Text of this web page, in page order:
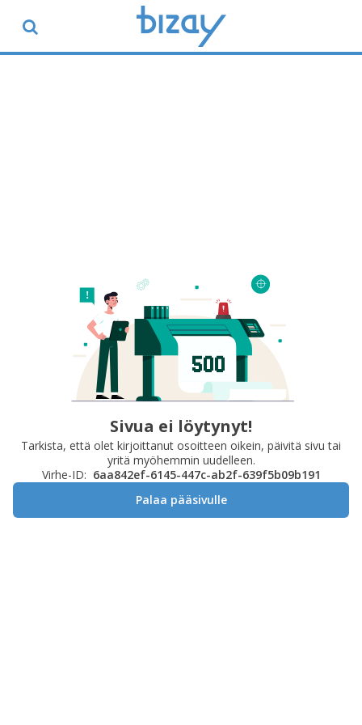
Sivua ei löytynyt!
Tarkista, että olet kirjoittanut osoitteen oikein, päivitä sivu tai
yritä myöhemmin uudelleen.
Virhe-ID: 6aa842ef-6145-447c-ab2f-639f5b09b191